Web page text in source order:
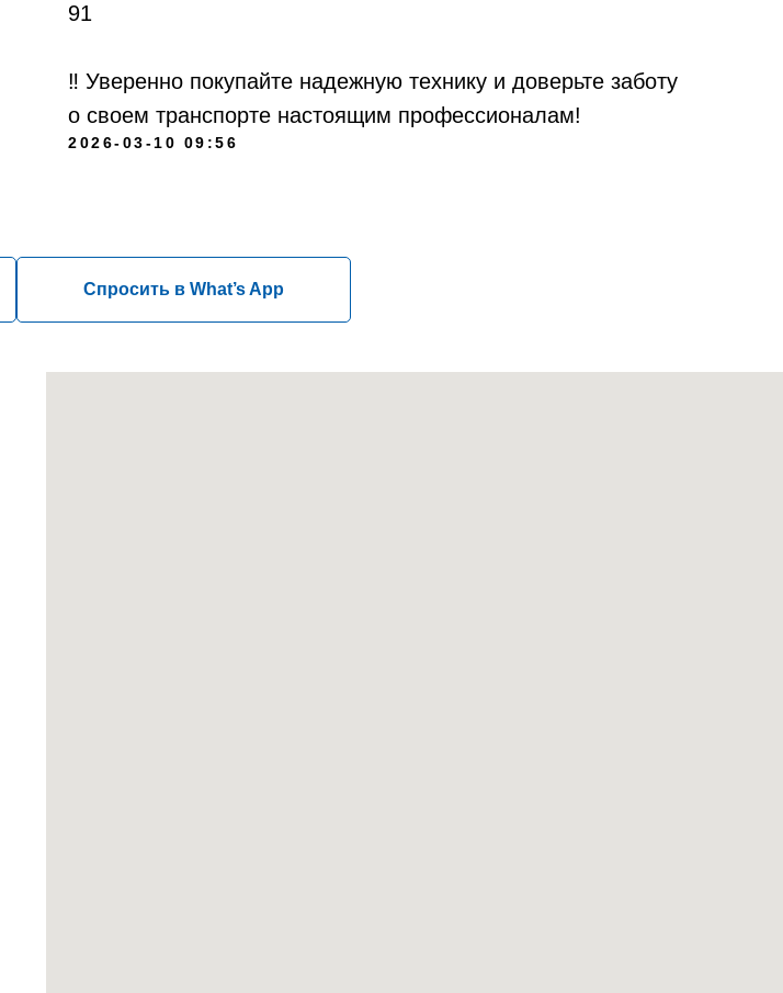
91
‼️ Уверенно покупайте надежную технику и доверьте заботу
о своем транспорте настоящим профессионалам!
2026-03-10 09:56
Спросить в What’s App